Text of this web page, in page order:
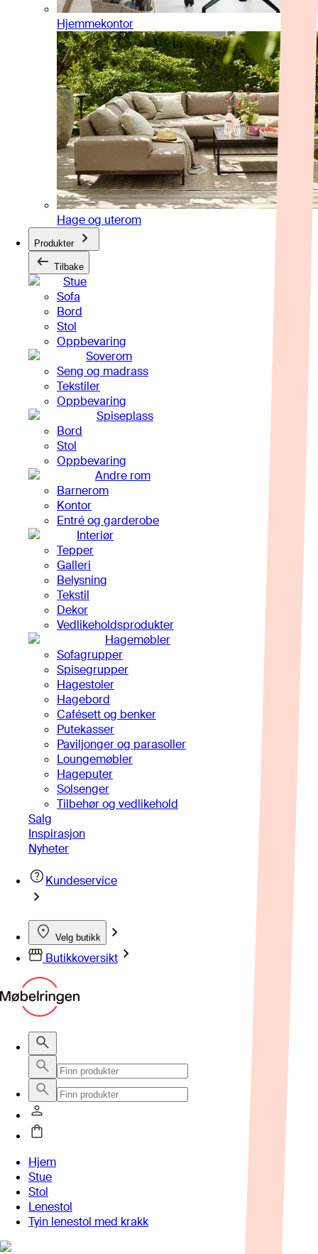
Hjemmekontor
Hage og uterom
Produkter
Tilbake
Stue
Sofa
Bord
Stol
Oppbevaring
Soverom
Seng og madrass
Tekstiler
Oppbevaring
Spiseplass
Bord
Stol
Oppbevaring
Andre rom
Barnerom
Kontor
Entré og garderobe
Interiør
Tepper
Galleri
Belysning
Tekstil
Dekor
Vedlikeholdsprodukter
Hagemøbler
Sofagrupper
Spisegrupper
Hagestoler
Hagebord
Cafésett og benker
Putekasser
Paviljonger og parasoller
Loungemøbler
Hageputer
Solsenger
Tilbehør og vedlikehold
Salg
Inspirasjon
Nyheter
Kundeservice
Velg butikk
Butikkoversikt
Hjem
Stue
Stol
Lenestol
Tyin lenestol med krakk